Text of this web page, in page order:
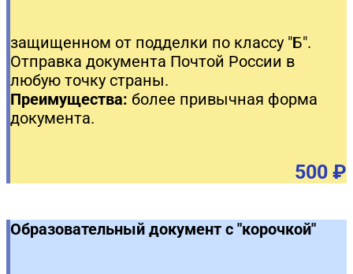
защищенном от подделки по классу "Б".
Отправка документа Почтой России в
любую точку страны.
Преимущества: более привычная форма
документа.
500 ₽
Образовательный документ с "корочкой"